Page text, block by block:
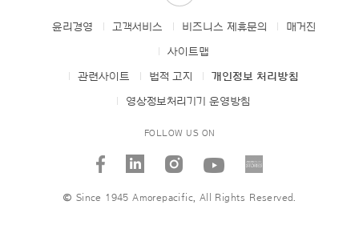
FOOTER윤리경영 고객서비스 비즈니스 제휴문의 매거진
사이트맵
관련사이트 법적 고지 개인정보 처리방침
영상정보처리기기 운영방침
FOLLOW US ON
facebook
linked_in
instagram
youtube
© Since 1945 Amorepacific, All Rights Reserved.